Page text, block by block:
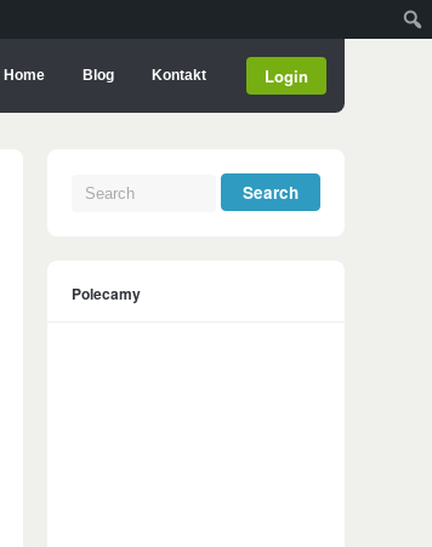
Home Blog Kontakt Login
Polecamy